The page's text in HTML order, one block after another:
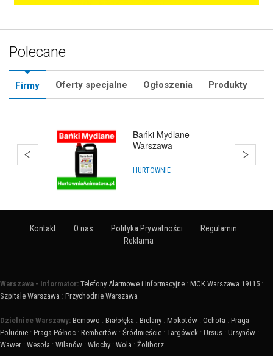
Polecane
Firmy Oferty specjalne Ogłoszenia Produkty
Bańki Mydlane Gdańsk
ARTYKUŁY NA IMPREZY
Kontakt O nas Polityka Prywatności
Regulamin
Reklama
Warszawa - Informator: Telefony Alarmowe i Informacyjne : MCK Warszawa 19115 :
Szpitale Warszawa : Przychodnie Warszawa
Dzielnice Warszawy: Bemowo : Białołęka : Bielany : Mokotów : Ochota : Praga-
Południe : Praga-Północ : Rembertów : Śródmieście : Targówek : Ursus : Ursynów :
Wawer : Wesoła : Wilanów : Włochy : Wola : Żoliborz